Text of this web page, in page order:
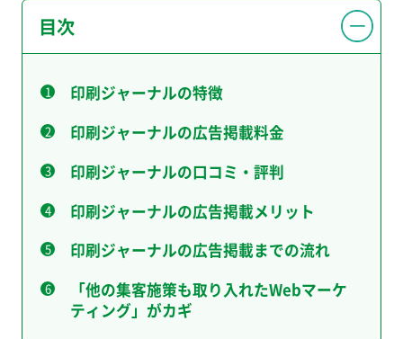
目次
印刷ジャーナルの特徴
印刷ジャーナルの広告掲載料金
印刷ジャーナルの口コミ・評判
印刷ジャーナルの広告掲載メリット
印刷ジャーナルの広告掲載までの流れ
「他の集客施策も取り入れたWebマーケ
ティング」がカギ